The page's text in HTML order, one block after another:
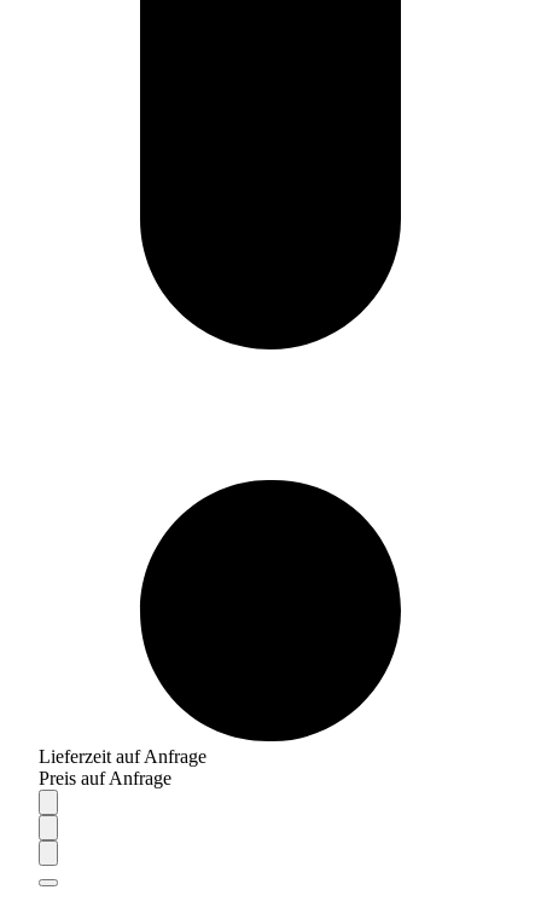
Lieferzeit auf Anfrage
Preis auf Anfrage